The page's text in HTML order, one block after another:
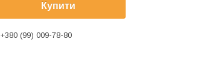
Купити
+380 (99) 009-78-80